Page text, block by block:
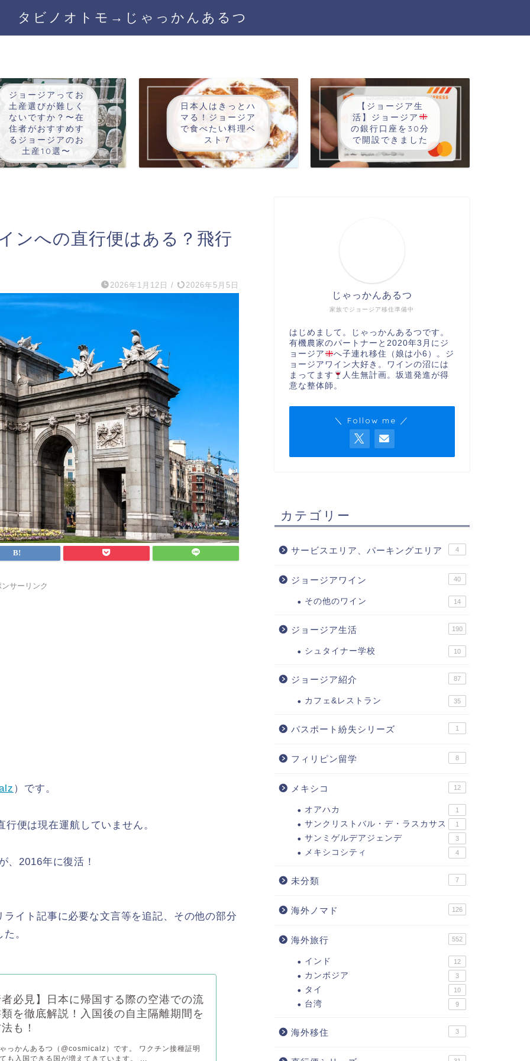
タビノオトモ→じゃっかんあるつ
ジョージアってお
土産選びが難しく
ないですか？〜在
住者がおすすめす
るジョージアのお
土産10選〜
日本人はきっとハ
マる！ジョージア
で食べたい料理ベ
スト７
【ジョージア生
活】ジョージア
の銀行口座を30分
で開設できました
ンへの直行便はある？飛行
2026年1月12日 / 2026年5月5日
サーリンク
）です。
便は現在運航していません。
、2016年に復活！
イト記事に必要な文言等を追記、その他の部分
。
必見】日本に帰国する際の空港での流
を徹底解説！入国後の自主隔離期間を
も！
っかんあるつ（@cosmicalz）です。 ワクチン接種証明
も入国できる国が増えてきています。 ...
家族でジョージア移住準備中
じゃっかんあるつ
はじめまして。じゃっかんあるつです。
有機農家のパートナーと2020年3月にジ
ョージア
へ子連れ移住（娘は小6）。ジ
ョージアワイン大好き。ワインの沼には
まってます
人生無計画。坂道発進が得
意な整体師。
＼ Follow me ／
カテゴリー
サービスエリア、パーキングエリア 4
ジョージアワイン 40
その他のワイン 14
ジョージア生活 190
シュタイナー学校 10
ジョージア紹介 87
カフェ&レストラン 35
パスポート紛失シリーズ 1
フィリピン留学 8
メキシコ 12
オアハカ 1
サンクリストバル・デ・ラスカサス 1
サンミゲルデアジェンデ 3
メキシコシティ 4
未分類 7
海外ノマド 126
海外旅行 552
インド 12
カンボジア 3
タイ 10
台湾 9
海外移住 3